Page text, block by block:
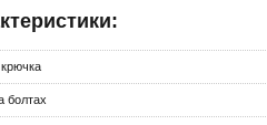
болтах